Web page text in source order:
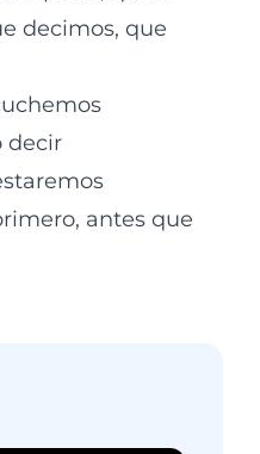
decimos, que
decir
antes que